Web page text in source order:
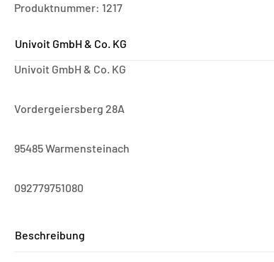
Produktnummer: 1217
Univoit GmbH & Co. KG
Univoit GmbH & Co. KG
Vordergeiersberg 28A
95485 Warmensteinach
092779751080
Beschreibung